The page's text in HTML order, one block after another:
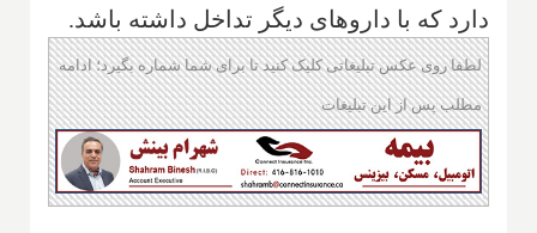
دارد که با داروهای دیگر تداخل داشته باشد.
لطفا روی عکس تبلیغاتی کلیک کنید تا برای شما شماره بگیرد؛ ادامه
مطلب پس از این تبلیغات